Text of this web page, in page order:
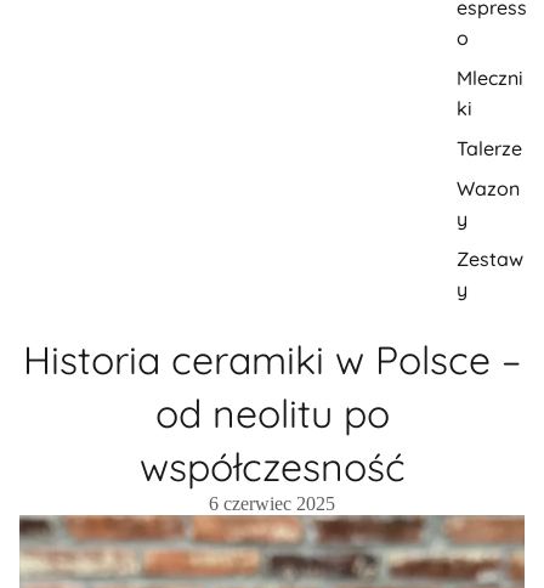
espress
o
Mleczni
ki
Talerze
Wazon
y
Zestaw
y
Historia ceramiki w Polsce –
od neolitu po
współczesność
6 czerwiec 2025